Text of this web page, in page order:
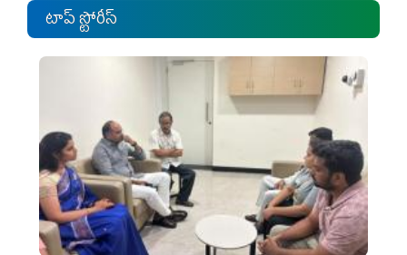
టాప్ స్టోరీస్